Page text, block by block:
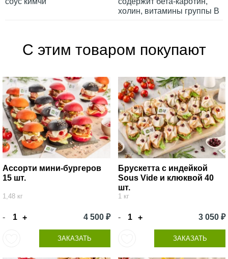
холин, витамины группы В
С этим товаром покупают
Ассорти мини-бургеров
15 шт.
1,48 кг
- + 4 500 ₽
ЗАКАЗАТЬ
Брускетта с индейкой
Sous Vide и клюквой 40
шт.
1 кг
- + 3 050 ₽
ЗАКАЗАТЬ